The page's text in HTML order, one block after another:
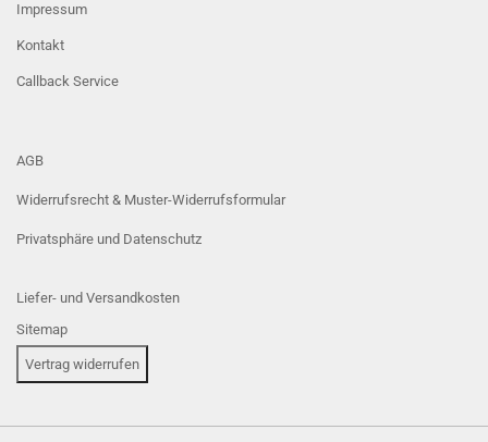
Impressum
Kontakt
Callback Service
AGB
Widerrufsrecht & Muster-Widerrufsformular
Privatsphäre und Datenschutz
Liefer- und Versandkosten
Sitemap
Vertrag widerrufen